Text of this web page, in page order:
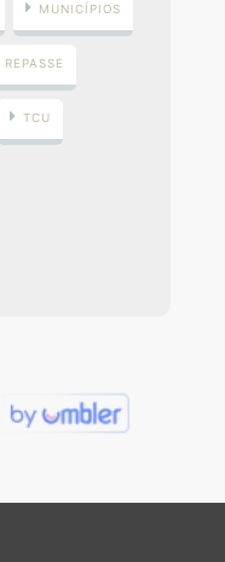
MUNICÍPIOS
REPASSE
TCU